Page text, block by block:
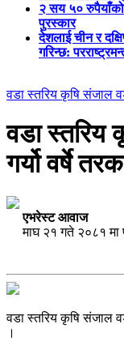
२ सय ५० रुपैयाँको
पुरस्कार
देशलाई चीन र
गरिन्छ:
वडा स्तरिय कृषि संजाल
वडा स्तरिय
गर्यो वर्षे
एभरेस्ट आवाज
माघ २१ गते २०८१ मा
वडा स्तरिय कृषि संजाल
।